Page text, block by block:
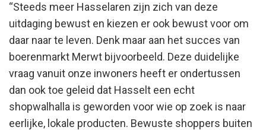
“Steeds meer Hasselaren zijn zich van deze
uitdaging bewust en kiezen er ook bewust voor om
daar naar te leven. Denk maar aan het succes van
boerenmarkt Merwt bijvoorbeeld. Deze duidelijke
vraag vanuit onze inwoners heeft er ondertussen
dan ook toe geleid dat Hasselt een echt
shopwalhalla is geworden voor wie op zoek is naar
eerlijke, lokale producten. Bewuste shoppers buiten